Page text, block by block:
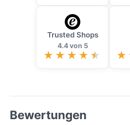
Trusted Shops
4.4 von 5
Bewertungen